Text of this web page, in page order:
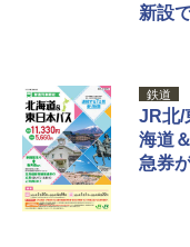
新設
鉄道
JR北/
海道
急券